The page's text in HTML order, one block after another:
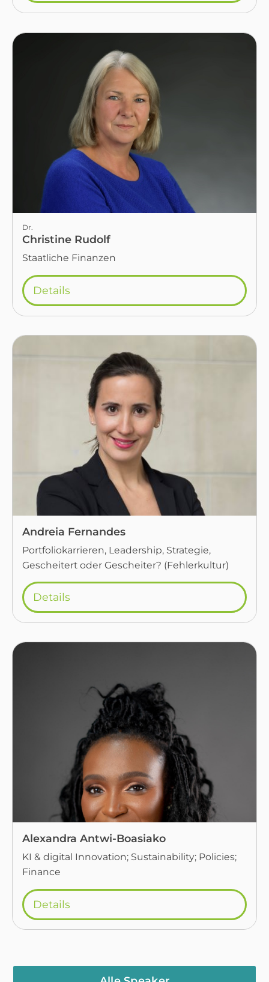
Dr.
Christine Rudolf
Staatliche Finanzen
Details
Andreia Fernandes
Portfoliokarrieren, Leadership, Strategie,
Gescheitert oder Gescheiter? (Fehlerkultur)
Details
Alexandra Antwi-Boasiako
KI & digital Innovation; Sustainability; Policies;
Finance
Details